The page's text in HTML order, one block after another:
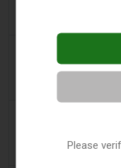
Ohio 评估执行非
Please